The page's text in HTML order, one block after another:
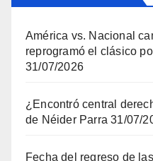
América vs. Nacional
reprogramó el clásico
31/07/2026
¿Encontró central
de Néider Parra 31/07/
Fecha del regreso de